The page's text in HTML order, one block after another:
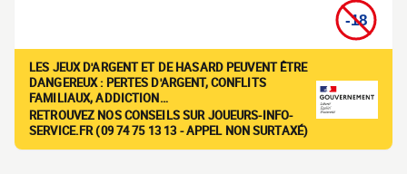
LES JEUX D'ARGENT ET DE HASARD PEUVENT ÊTRE
DANGEREUX : PERTES D'ARGENT, CONFLITS
FAMILIAUX, ADDICTION…
RETROUVEZ NOS CONSEILS SUR JOUEURS-INFO-
SERVICE.FR (09 74 75 13 13 - APPEL NON SURTAXÉ)